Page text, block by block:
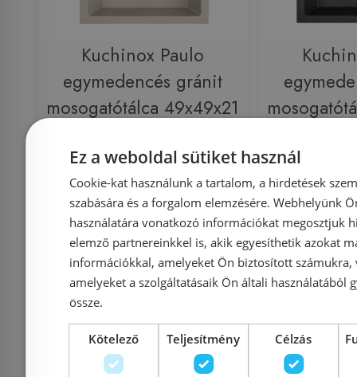
Kuchinox Paulo
egymedencés gránit
mosogatótálca 49x49x21
Azonosító: 214276
Cikkszám: SRN_410P
49 900 Ft39 990 Ft 49 900 Ft
-5%
Külső raktáron Rendelésre
Ez a weboldal sütiket használ
Cookie-kat használunk a tartalom, a hirdetések
szabására és a forgalom elemzésére. Webhelyünk
használatára vonatkozó információkat megosztjuk
elemző partnereinkkel is, akik egyesíthetik azokat
információkkal, amelyeket Ön biztosított számukra,
amelyeket a szolgáltatásaik Ön általi használatából
össze.
Kötelező Teljesítmény Célzás